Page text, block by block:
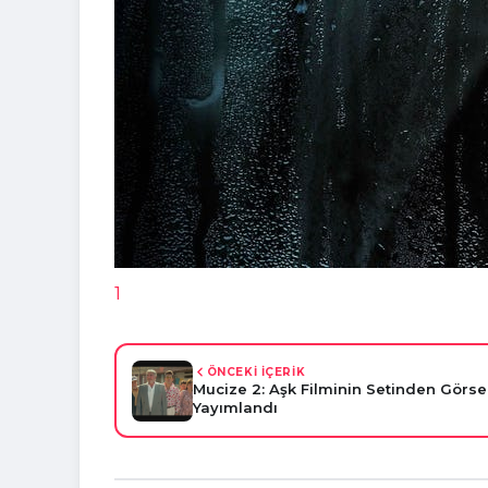
1
ÖNCEKİ İÇERİK
Mucize 2: Aşk Filminin Setinden
Yayımlandı